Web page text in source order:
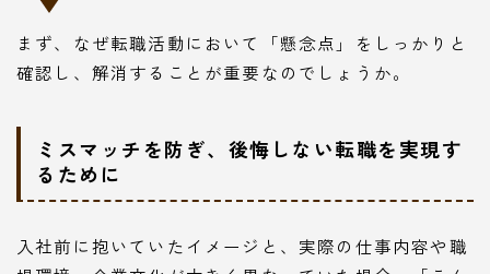
まず、なぜ転職活動において「懸念点」をしっかりと
確認し、解消することが重要なのでしょうか。
ミスマッチを防ぎ、後悔しない転職を実現す
るために
入社前に抱いていたイメージと、実際の仕事内容や職